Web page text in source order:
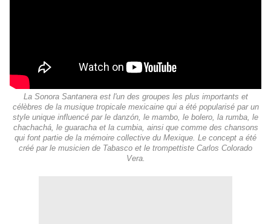
La Sonora Santanera est l'un des groupes les plus importants et
célèbres de la musique tropicale mexicaine qui a été popularisé par un
style unique influencé par le danzón, le mambo, le bolero, la rumba, le
chachachá, le guaracha et la cumbia, ainsi que comme des chansons
qui font partie de la mémoire collective du Mexique. Le concept a été
créé par le musicien de Tabasco et le trompettiste Carlos Colorado
Vera.